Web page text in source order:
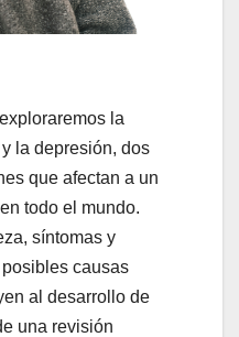
la
la depresión, dos
que afectan a un
todo el mundo.
síntomas y
causas
al desarrollo de
una revisión